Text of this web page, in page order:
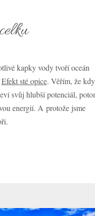
kapky vody tvoří oceán
Efekt sté opice. Věřím, že
svůj hlubší potenciál,
energií. A protože jsme